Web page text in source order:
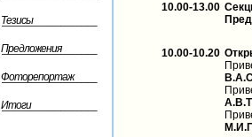
Тезисы
Предложения
Фоторепортаж
Итоги
10.00-13.00
10.00-10.20